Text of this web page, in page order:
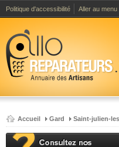
Politique d'accessibilité Aller au menu
Accueil Gard Saint-julien-